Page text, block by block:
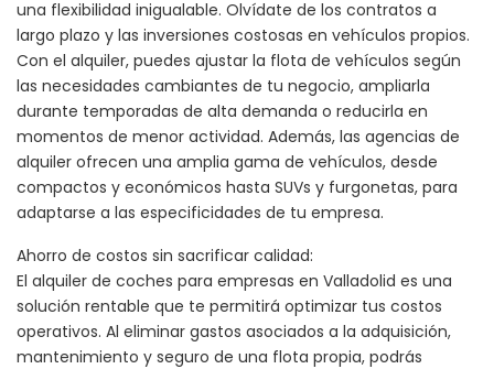
una flexibilidad inigualable. Olvídate de los contratos a
largo plazo y las inversiones costosas en vehículos propios.
Con el alquiler, puedes ajustar la flota de vehículos según
las necesidades cambiantes de tu negocio, ampliarla
durante temporadas de alta demanda o reducirla en
momentos de menor actividad. Además, las agencias de
alquiler ofrecen una amplia gama de vehículos, desde
compactos y económicos hasta SUVs y furgonetas, para
adaptarse a las especificidades de tu empresa.
Ahorro de costos sin sacrificar calidad:
El alquiler de coches para empresas en Valladolid es una
solución rentable que te permitirá optimizar tus costos
operativos. Al eliminar gastos asociados a la adquisición,
mantenimiento y seguro de una flota propia, podrás